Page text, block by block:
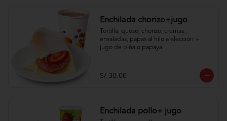
Enchilada chorizo+jugo
Tortilla, queso, chorizo, cremas ,
ensaladas, papas al hilo a elección +
jugo de piña o papaya.
S/ 30.00
Enchilada pollo+ jugo